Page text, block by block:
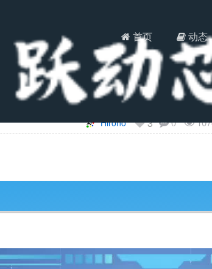
首页 动态
雨滴水液体传感器免编程
0
3
Hirono